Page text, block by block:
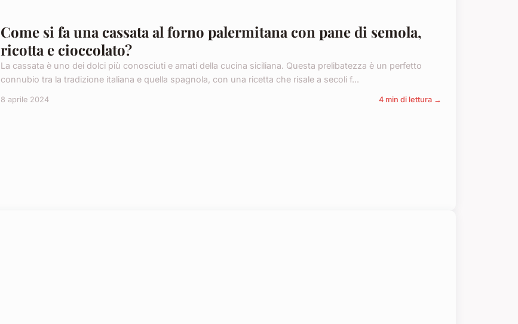
Come si fa una cassata al forno palermitana con pane di semola,
ricotta e cioccolato?
La cassata è uno dei dolci più conosciuti e amati della cucina siciliana. Questa prelibatezza è un perfetto
connubio tra la tradizione italiana e quella spagnola, con una ricetta che risale a secoli f...
8 aprile 2024 4 min di lettura →